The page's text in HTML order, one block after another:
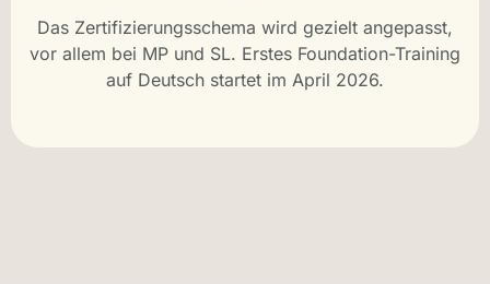
Das Zertifizierungsschema wird gezielt angepasst,
vor allem bei MP und SL. Erstes Foundation-Training
auf Deutsch startet im April 2026.